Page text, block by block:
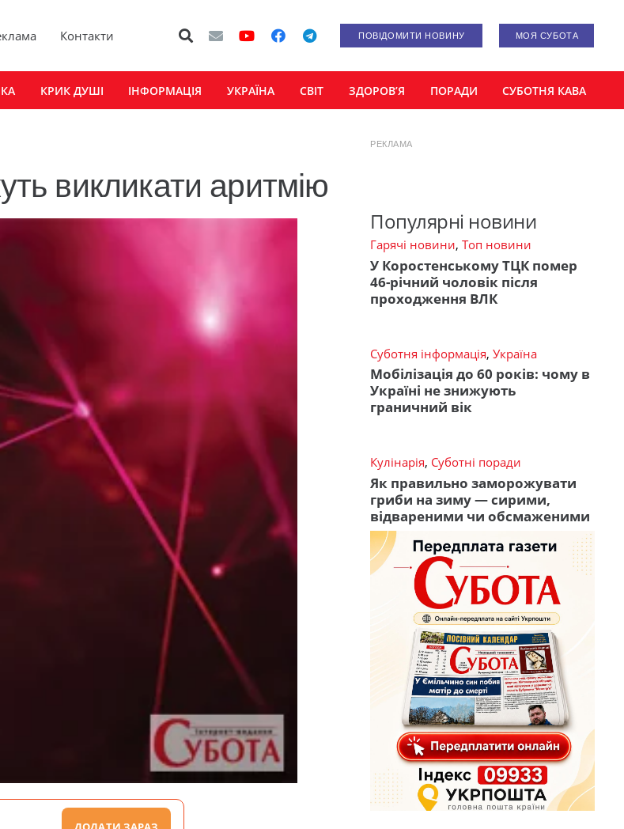
Контакти ПОВІДОМИТИ НОВИНУ МОЯ СУБОТА
КРИК ДУШІ ІНФОРМАЦІЯ УКРАЇНА СВІТ ЗДОРОВ’Я ПОРАДИ СУБОТНЯ КАВА
викликати аритмію
РЕКЛАМА
Популярні новини
Гарячі новини, Топ новини
У Коростенському ТЦК помер
46-річний чоловік після
проходження ВЛК
Суботня інформація, Україна
Мобілізація до 60 років: чому в
Україні не знижують
граничний вік
Кулінарія, Суботні поради
Як правильно заморожувати
гриби на зиму — сирими,
відвареними чи обсмаженими